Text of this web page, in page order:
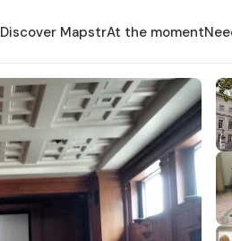
Discover MapstrAt the moment